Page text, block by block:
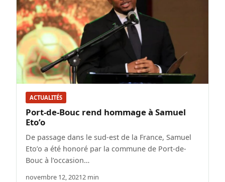
ACTUALITÉS
Port-de-Bouc rend hommage à Samuel
Eto’o
De passage dans le sud-est de la France, Samuel
Eto’o a été honoré par la commune de Port-de-
Bouc à l’occasion…
novembre 12, 20212 min